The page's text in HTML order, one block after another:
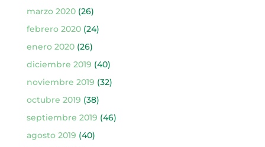
marzo 2020(26)
febrero 2020(24)
enero 2020(26)
diciembre 2019 (40)
noviembre 2019 (32)
octubre 2019 (38)
septiembre 2019 (46)
agosto 2019 (40)